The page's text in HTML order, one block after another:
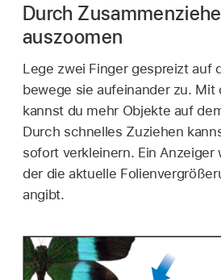
Durch
auszoomen
Lege zwei Finger gespreizt auf
bewege sie aufeinander zu. Mit
kannst du mehr Objekte auf
Durch schnelles Zuziehen
sofort verkleinern. Ein Anzeiger
der die aktuelle
angibt.